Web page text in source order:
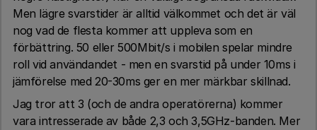
Men lägre svarstider är alltid välkommet och det är väl
nog vad de flesta kommer att uppleva som en
förbättring. 50 eller 500Mbit/s i mobilen spelar mindre
roll vid användandet - men en svarstid på under 10ms i
jämförelse med 20-30ms ger en mer märkbar skillnad.
Jag tror att 3 (och de andra operatörerna) kommer
vara intresserade av både 2,3 och 3,5GHz-banden. Mer